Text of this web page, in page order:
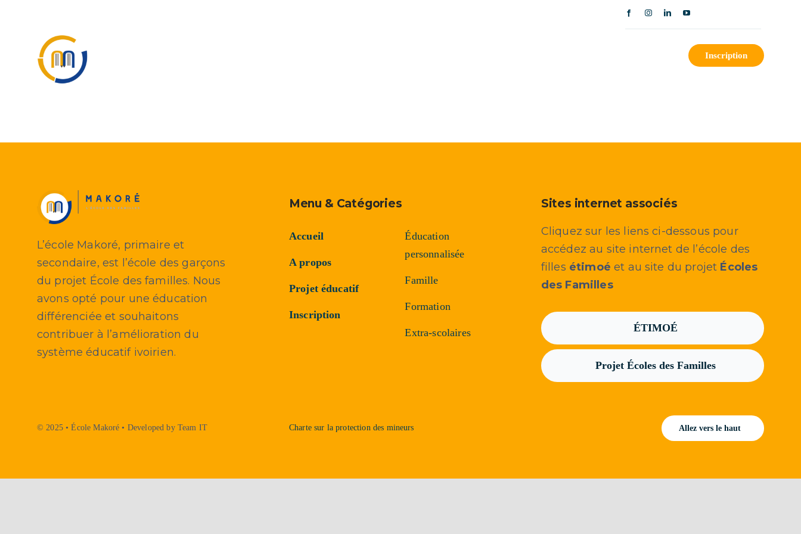
contenu
Inscription
L’école Makoré, primaire et
secondaire, est l’école des garçons
du projet École des familles. Nous
avons opté pour une éducation
différenciée et souhaitons
contribuer à l’amélioration du
système éducatif ivoirien.
Menu & Catégories
Accueil
A propos
Projet éducatif
Inscription
Éducation
personnalisée
Famille
Formation
Extra-scolaires
Sites internet associés
Cliquez sur les liens ci-dessous pour
accédez au site internet de l’école des
filles étimoé et au site du projet Écoles
des Familles
ÉTIMOÉ
Projet Écoles des Familles
© 2025 • École Makoré • Developed by Team IT Charte sur la protection des mineurs Allez vers le haut